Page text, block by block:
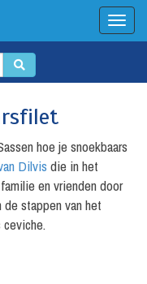
hoe je snoekbaars
Dilvis die in het
en vrienden door
stappen van het
ceviche.